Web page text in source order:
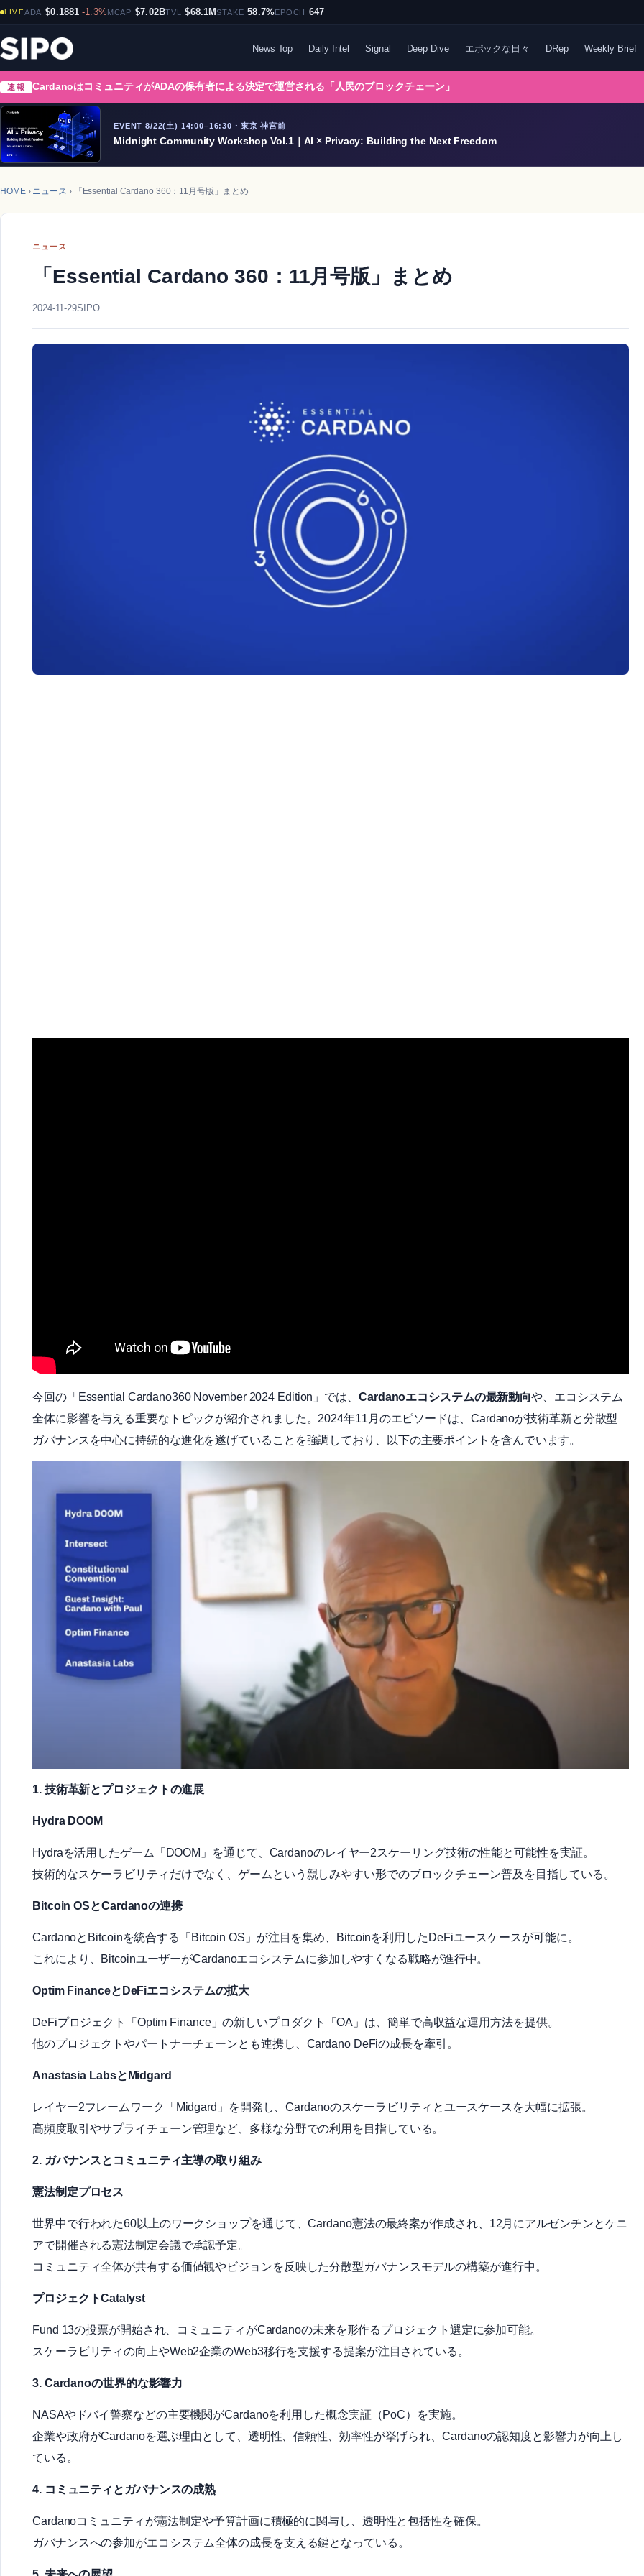
LIVEADA $0.1881 -1.3%MCAP $7.02BTVL $68.1MSTAKE 58.7%EPOCH 647
News Top Daily Intel Signal Deep Dive エポックな日々 DRep Weekly Brief
速報 CardanoはコミュニティがADAの保有者による決定で運営される「人民のブロックチェーン」
EVENT 8/22(土) 14:00–16:30・東京 神宮前
Midnight Community Workshop Vol.1｜AI × Privacy: Building the Next Freedom
HOME› ニュース › 「Essential Cardano 360：11月号版」まとめ
ニュース
「Essential Cardano 360：11月号版」まとめ
2024-11-29SIPO
今回の「Essential Cardano360 November 2024 Edition」では、 Cardanoエコシステムの最新動向や、エコシステム
全体に影響を与える重要なトピックが紹介されました。2024年11月のエピソードは、Cardanoが技術革新と分散型
ガバナンスを中心に持続的な進化を遂げていることを強調しており、以下の主要ポイントを含んでいます。
1. 技術革新とプロジェクトの進展
Hydra DOOM
Hydraを活用したゲーム「DOOM」を通じて、Cardanoのレイヤー2スケーリング技術の性能と可能性を実証。
技術的なスケーラビリティだけでなく、ゲームという親しみやすい形でのブロックチェーン普及を目指している。
Bitcoin OSとCardanoの連携
CardanoとBitcoinを統合する「Bitcoin OS」が注目を集め、Bitcoinを利用したDeFiユースケースが可能に。
これにより、BitcoinユーザーがCardanoエコシステムに参加しやすくなる戦略が進行中。
Optim FinanceとDeFiエコシステムの拡大
DeFiプロジェクト「Optim Finance」の新しいプロダクト「OA」は、簡単で高収益な運用方法を提供。
他のプロジェクトやパートナーチェーンとも連携し、Cardano DeFiの成長を牽引。
Anastasia LabsとMidgard
レイヤー2フレームワーク「Midgard」を開発し、Cardanoのスケーラビリティとユースケースを大幅に拡張。
高頻度取引やサプライチェーン管理など、多様な分野での利用を目指している。
2. ガバナンスとコミュニティ主導の取り組み
憲法制定プロセス
世界中で行われた60以上のワークショップを通じて、Cardano憲法の最終案が作成され、12月にアルゼンチンとケニ
アで開催される憲法制定会議で承認予定。
コミュニティ全体が共有する価値観やビジョンを反映した分散型ガバナンスモデルの構築が進行中。
プロジェクトCatalyst
Fund 13の投票が開始され、コミュニティがCardanoの未来を形作るプロジェクト選定に参加可能。
スケーラビリティの向上やWeb2企業のWeb3移行を支援する提案が注目されている。
3. Cardanoの世界的な影響力
NASAやドバイ警察などの主要機関がCardanoを利用した概念実証（PoC）を実施。
企業や政府がCardanoを選ぶ理由として、透明性、信頼性、効率性が挙げられ、Cardanoの認知度と影響力が向上し
ている。
4. コミュニティとガバナンスの成熟
Cardanoコミュニティが憲法制定や予算計画に積極的に関与し、透明性と包括性を確保。
ガバナンスへの参加がエコシステム全体の成長を支える鍵となっている。